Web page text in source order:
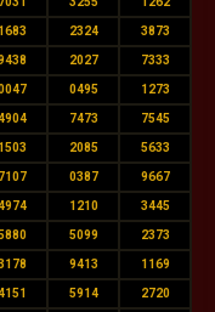
1683 2324 3873
2027 7333
0495 1273
7473 7545
1503 2085 5633
7107 0387 9667
1210 3445
5099 2373
9413 1169
5914 2720